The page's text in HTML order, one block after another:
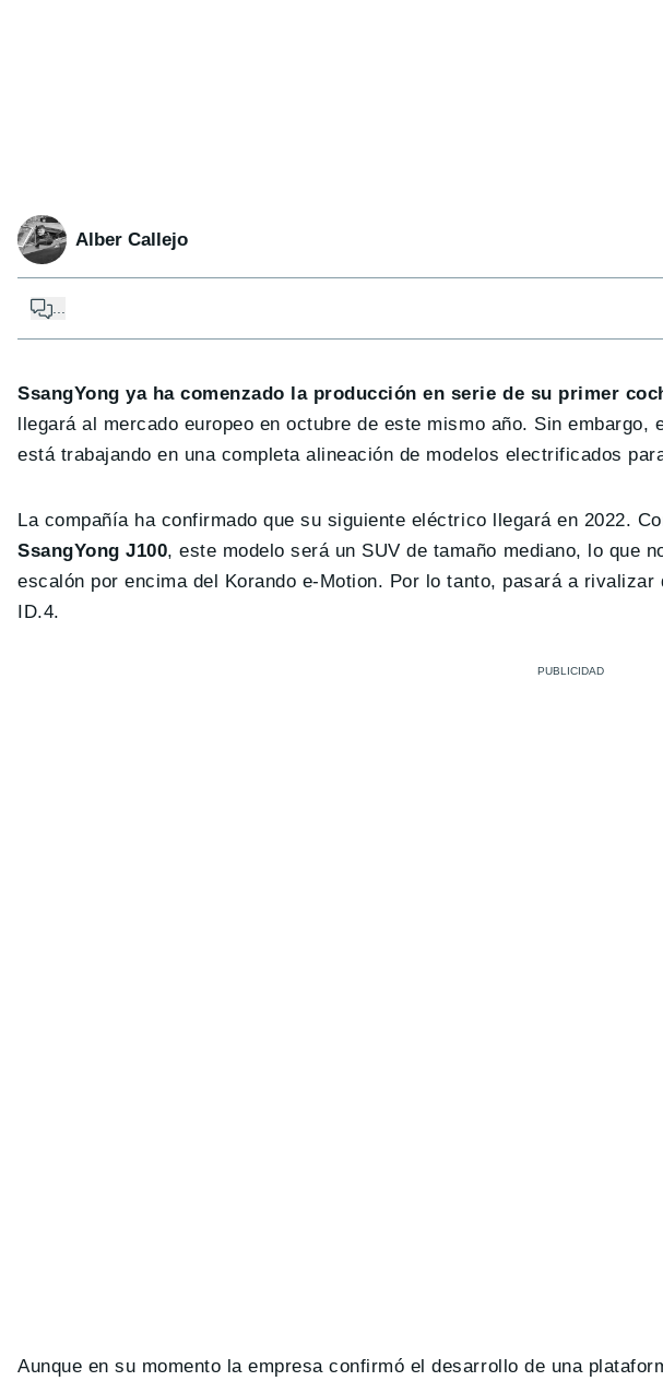
Alber Callejo
SsangYong ya ha comenzado la producción en serie de su primer
llegará al mercado europeo en octubre de este mismo año. Sin
está trabajando en una completa alineación de modelos electrificados
La compañía ha confirmado que su siguiente eléctrico llegará en 2022.
SsangYong J100, este modelo será un SUV de tamaño mediano, lo que
escalón por encima del Korando e-Motion. Por lo tanto, pasará a
ID.4.
Aunque en su momento la empresa confirmó el desarrollo de una